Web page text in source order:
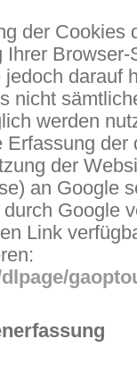
der Cookies
Browser-
darauf
nicht
werden
der
der
an Google
Google
Link